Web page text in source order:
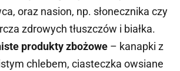
oraz nasion, np. słonecznika czy
zdrowych tłuszczów i białka.
produkty zbożowe – kanapki z
chlebem, ciasteczka owsiane